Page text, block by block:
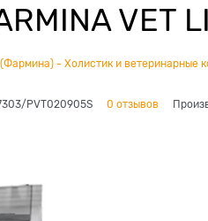
VET
- Холистик и ветеринарные
PVT020905S 0 отзывов